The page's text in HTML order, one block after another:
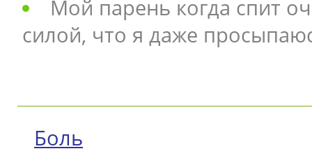
Мой парень когда спит
силой, что я даже
Боль